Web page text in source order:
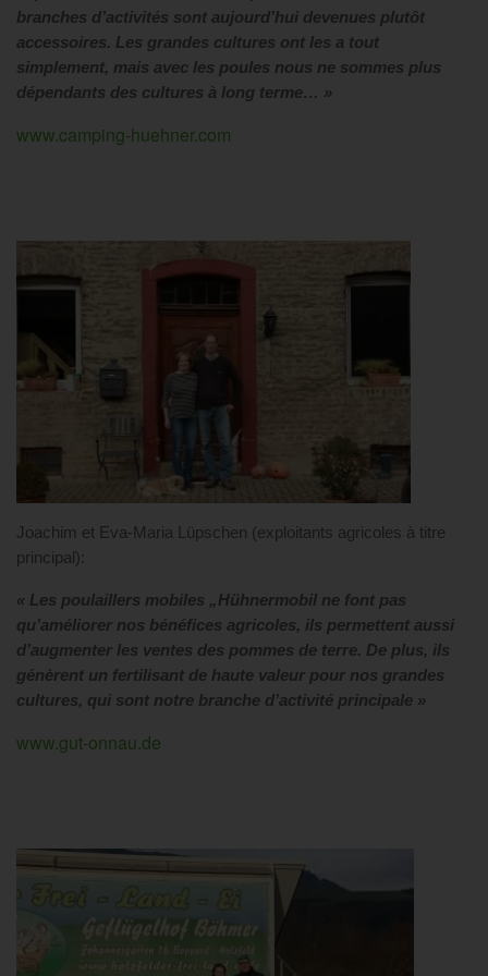
branches d’activités sont aujourd’hui devenues plutôt
accessoires. Les grandes cultures ont les a tout
simplement, mais avec les poules nous ne sommes plus
dépendants des cultures à long terme… »
www.camping-huehner.com
Joachim et Eva-Maria Lüpschen (exploitants agricoles à titre
principal):
« Les poulaillers mobiles „Hühnermobil ne font pas
qu’améliorer nos bénéfices agricoles, ils permettent aussi
d’augmenter les ventes des pommes de terre. De plus, ils
génèrent un fertilisant de haute valeur pour nos grandes
cultures, qui sont notre branche d’activité principale »
www.gut-onnau.de